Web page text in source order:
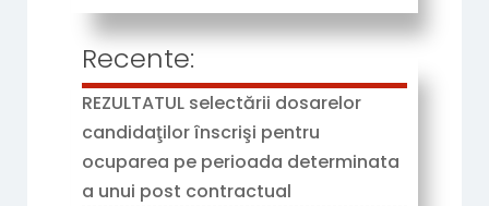
Recente:
REZULTATUL selectării dosarelor
candidaţilor înscrişi pentru
ocuparea pe perioada determinata
a unui post contractual